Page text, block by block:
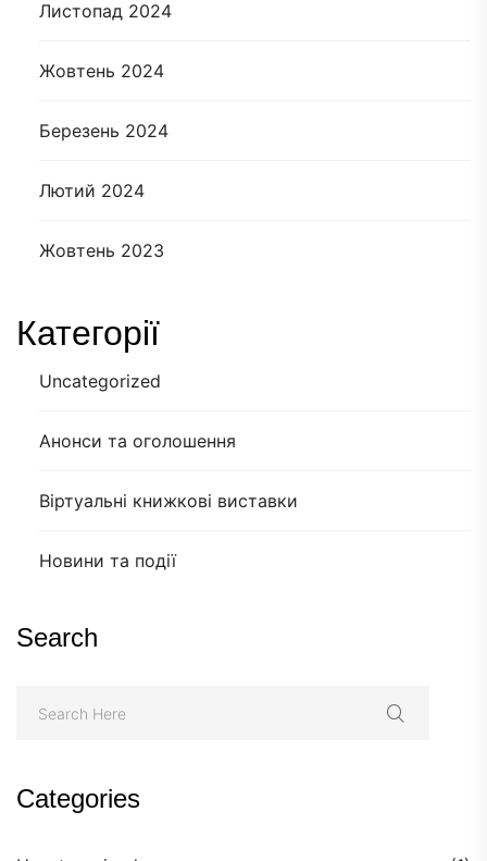
Листопад 2024
Жовтень 2024
Березень 2024
Лютий 2024
Жовтень 2023
Категорії
Uncategorized
Анонси та оголошення
Віртуальні книжкові виставки
Новини та події
Search
Categories